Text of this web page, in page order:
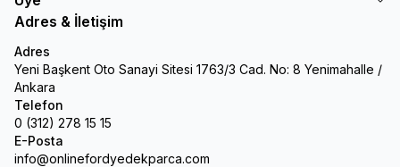
Adres & İletişim
Adres
Yeni Başkent Oto Sanayi Sitesi 1763/3 Cad. No: 8 Yenimahalle /
Ankara
Telefon
0 (312) 278 15 15
E-Posta
info@onlinefordyedekparca.com